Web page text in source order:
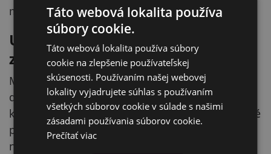
manipuláciu pri montáži, údržbe alebo presune.
Univerzálne využitie pre malé
zvieratá
Model P-3 je určený pre psy, mačky, sliepky a
ďalšie menšie zvieratá. Vďaka objemu 0,4 litra a
kompaktnému tvaru sa hodí tam, kde je potrebné
priebežné napájanie bez zbytočne veľkej
napájacej nádoby.
Táto webová lokalita používa
súbory cookie.
Táto webová lokalita používa súbory
cookie na zlepšenie používateľskej
skúsenosti. Používaním našej webovej
lokality vyjadrujete súhlas s používaním
všetkých súborov cookie v súlade s našimi
zásadami používania súborov cookie.
Prečítať viac